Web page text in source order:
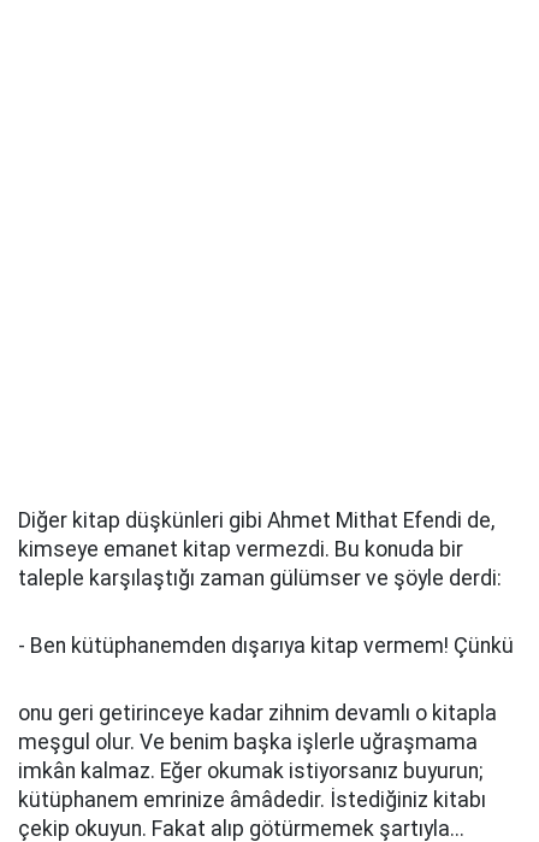
Diğer kitap düşkünleri gibi Ahmet Mithat Efendi de,
kimseye emanet kitap vermezdi. Bu konuda bir
taleple karşılaştığı zaman gülümser ve şöyle derdi:
- Ben kütüphanemden dışarıya kitap vermem! Çünkü
onu geri getirinceye kadar zihnim devamlı o kitapla
meşgul olur. Ve benim başka işlerle uğraşmama
imkân kalmaz. Eğer okumak istiyorsanız buyurun;
kütüphanem emrinize âmâdedir. İstediğiniz kitabı
çekip okuyun. Fakat alıp götürmemek şartıyla...